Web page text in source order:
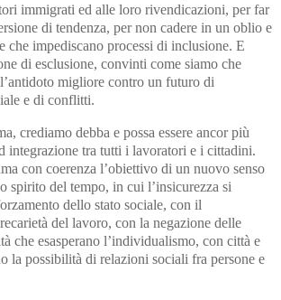
immigrati ed alle loro rivendicazioni, per far
di tendenza, per non cadere in un oblio e
che impediscano processi di inclusione. E
di esclusione, convinti come siamo che
l’antidoto migliore contro un futuro di
e di conflitti.
crediamo debba e possa essere ancor più
integrazione tra tutti i lavoratori e i cittadini.
con coerenza l’obiettivo di un nuovo senso
spirito del tempo, in cui l’insicurezza si
dello stato sociale, con il
del lavoro, con la negazione delle
che esasperano l’individualismo, con città e
la possibilità di relazioni sociali fra persone e